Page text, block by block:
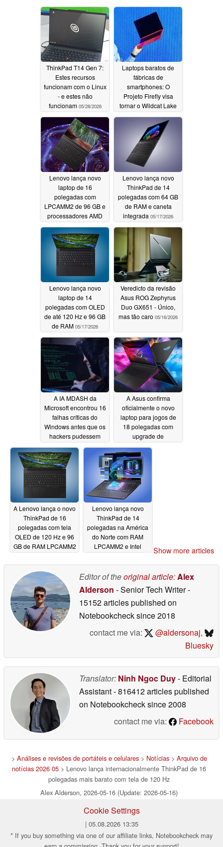
ThinkPad T14 Gen 7:
Estes recursos
funcionam com o Linux
- e estes não
funcionam 05/28/2026
Laptops baratos de
fábricas de
smartphones: O
Projeto Firefly visa
tornar o Wildcat Lake
05/19/2026
Lenovo lança novo
laptop de 16
polegadas com
LPCAMM2 de 96 GB e
processadores AMD
esperado05/18/2026
Lenovo lança novo
ThinkPad de 14
polegadas com 64 GB
de RAM e caneta
integrada 05/17/2026
Lenovo lança novo
laptop de 14
polegadas com OLED
de até 120 Hz e 96 GB
de RAM 05/17/2026
Veredicto da revisão
Asus ROG Zephyrus
Duo GX651 - Único,
mas tão caro 05/16/2026
A IA MDASH da
Microsoft encontrou 16
falhas críticas do
Windows antes que os
hackers pudessem
05/16/2026
A Asus confirma
oficialmente o novo
laptop para jogos de
18 polegadas com
upgrade de
e tela Mini LED 4K
05/16/2026
A Lenovo lança o novo
ThinkPad de 16
polegadas com tela
OLED de 120 Hz e 96
GB de RAM LPCAMM2
Lenovo lança novo
ThinkPad de 14
polegadas na América
do Norte com RAM
LPCAMM2 e Intel
Show more articles
Editor of theoriginal article:Alex
Alderson - Senior Tech Writer-
15152 articles published on
Notebookchecksince 2018
contact me via:
@aldersonaj,
Bluesky
Translator: Ninh Ngoc Duy- Editorial
Assistant- 816412 articles published
on Notebookchecksince 2008
contact me via:
Facebook
> Análises e revisões de portáteis e celulares> Notícias> Arquivo de
notícias 2026 05 > Lenovo lança internacionalmente ThinkPad de 16
polegadas mais barato com tela de 120 Hz
Alex Alderson, 2026-05-16 (Update: 2026-05-16)
Cookie Settings
| 05.08.2026 13:35
* If you buy something via one of our affiliate links, Notebookcheck may